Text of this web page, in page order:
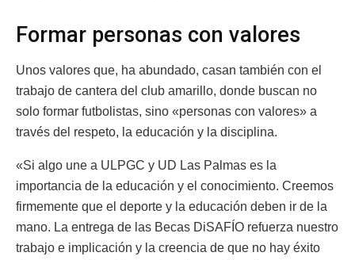
Formar personas con valores
Unos valores que, ha abundado, casan también con el
trabajo de cantera del club amarillo, donde buscan no
solo formar futbolistas, sino «personas con valores» a
través del respeto, la educación y la disciplina.
«Si algo une a ULPGC y UD Las Palmas es la
importancia de la educación y el conocimiento. Creemos
firmemente que el deporte y la educación deben ir de la
mano. La entrega de las Becas DiSAFÍO refuerza nuestro
trabajo e implicación y la creencia de que no hay éxito